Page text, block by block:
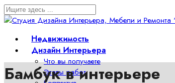
Недвижимость
Дизайн Интерьера
Что вы получаете
Этапы работ
Бамбук в интерьере